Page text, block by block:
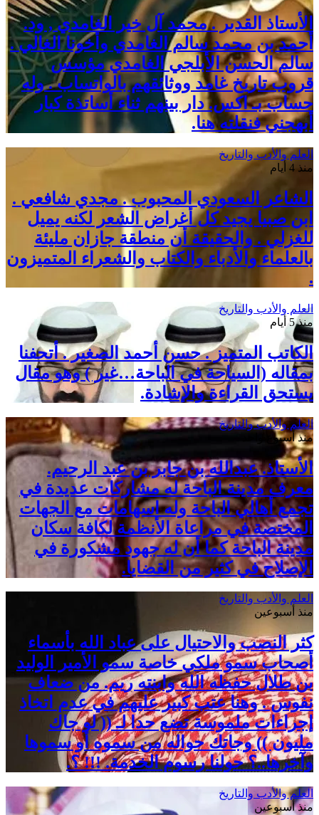
الأستاذ القدير . محمد آل خير الغامدي , ود.
أحمد بن محمد سالم الغامدي وأخونا الغالي .
سالم الحسن الأبلجي الغامدي مؤسس
قروب تاريخ غامد ووثائقهم بالواتساب . وله
حساب بـ اكس. دار بينهم ثناء أساتذة كبار
أبهجني فنقلته هنا.
العلم والأدب والتاريخ
منذ 4 أيام
الشاعر السعودي المحبوب . مجدي شافعي .
ابن صبيا يجيد كل أغراض الشعر لكنه يميل
للغزلي . والحقيقة أن منطقة جازان مليئة
بالعلماء والأدباء والكتاب والشعراء المتميزون
.
العلم والأدب والتاريخ
منذ 5 أيام
الكاتب المتميز . حسن أحمد الصغير . أتحفنا
بمقاله (السياحة في الباحة…غير ) وهو مقال
يستحق القراءة والإشادة.
العلم والأدب والتاريخ
منذ أسبوع واحد
الأستاذ. عبدالله بن جابر بن عبد الرحيم.
معرف مدينة الباحة له مشاركات عديدة في
تجمع أهالي الباحة وله اسهامات مع الجهات
المختصة في مراعاة الأنظمة لكافة سكان
مدينة الباحة كما أن له جهود مشكورة في
الإصلاح في كثير من القضايا.
العلم والأدب والتاريخ
منذ أسبوعين
كثر النصب والاحتيال على عباد الله بأسماء
أصحاب سمو ملكي خاصة سمو الأمير الوليد
بن طلال حفظه الله وابنته ريم. من ضعاف
نفوس . وهنا عتب كبير عليهم في عدم اتخاذ
إجراءات ملموسة تضع حدا لـ (( لو جاك
مليون )) وجاتك حواله من سموه أو سموها
وآخرها..؟ حولنا رسوم الخدمة. !!! ؟.
العلم والأدب والتاريخ
منذ أسبوعين